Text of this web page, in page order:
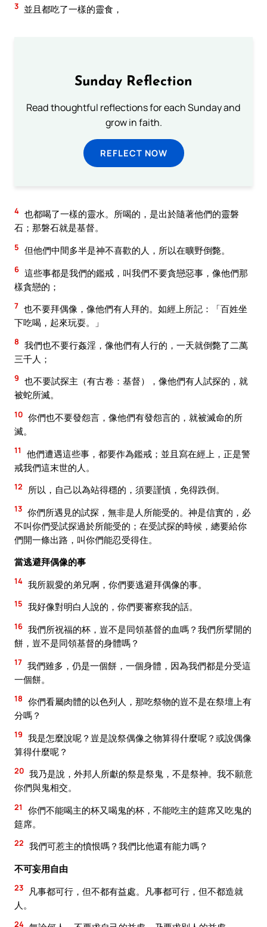
3 並且都吃了一樣的靈食，
Sunday Reflection
Read thoughtful reflections for each Sunday and
grow in faith.
REFLECT NOW
4 也都喝了一樣的靈水。所喝的，是出於隨著他們的靈磐
石；那磐石就是基督。
5 但他們中間多半是神不喜歡的人，所以在曠野倒斃。
6 這些事都是我們的鑑戒，叫我們不要貪戀惡事，像他們那
樣貪戀的；
7 也不要拜偶像，像他們有人拜的。如經上所記：「百姓坐
下吃喝，起來玩耍。」
8 我們也不要行姦淫，像他們有人行的，一天就倒斃了二萬
三千人；
9 也不要試探主（有古卷：基督），像他們有人試探的，就
被蛇所滅。
10 你們也不要發怨言，像他們有發怨言的，就被滅命的所
滅。
11
他們遭遇這些事，都要作為鑑戒；並且寫在經上，正是警
戒我們這末世的人。
12 所以，自己以為站得穩的，須要謹慎，免得跌倒。
13 你們所遇見的試探，無非是人所能受的。神是信實的，必
不叫你們受試探過於所能受的；在受試探的時候，總要給你
們開一條出路，叫你們能忍受得住。
當逃避拜偶像的事
14 我所親愛的弟兄啊，你們要逃避拜偶像的事。
15 我好像對明白人說的，你們要審察我的話。
16 我們所祝福的杯，豈不是同領基督的血嗎？我們所擘開的
餅，豈不是同領基督的身體嗎？
17 我們雖多，仍是一個餅，一個身體，因為我們都是分受這
一個餅。
18 你們看屬肉體的以色列人，那吃祭物的豈不是在祭壇上有
分嗎？
19 我是怎麼說呢？豈是說祭偶像之物算得什麼呢？或說偶像
算得什麼呢？
20 我乃是說，外邦人所獻的祭是祭鬼，不是祭神。我不願意
你們與鬼相交。
21
你們不能喝主的杯又喝鬼的杯，不能吃主的筵席又吃鬼的
筵席。
22 我們可惹主的憤恨嗎？我們比他還有能力嗎？
不可妄用自由
23
凡事都可行，但不都有益處。凡事都可行，但不都造就
人。
24